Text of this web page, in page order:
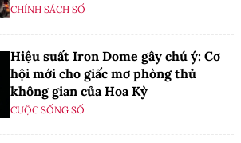
CHÍNH SÁCH SỐ
Hiệu suất Iron Dome gây chú ý: Cơ
hội mới cho giấc mơ phòng thủ
không gian của Hoa Kỳ
CUỘC SỐNG SỐ